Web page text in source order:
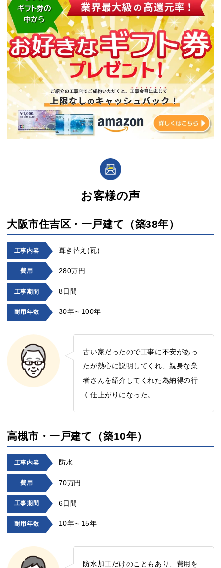
お客様の声
大阪市住吉区・一戸建て（築38年）
工事内容 葺き替え(瓦)
費用 280万円
工事期間 8日間
耐用年数 30年～100年
古い家だったので工事に不安があっ
たが熱心に説明してくれ、親身な業
者さんを紹介してくれた為納得の行
く仕上がりになった。
高槻市・一戸建て（築10年）
工事内容 防水
費用 70万円
工事期間 6日間
耐用年数 10年～15年
防水加工だけのこともあり、費用を